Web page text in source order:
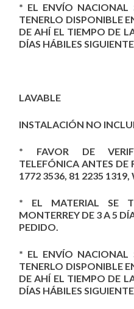
* EL ENVÍO NACIONAL
TENERLO DISPONIBLE
DE AHÍ EL TIEMPO DE
DÍAS HÁBILES
LAVABLE
INSTALACIÓN NO
* FAVOR DE
TELEFÓNICA ANTES DE
1772 3536, 81 2235
* EL MATERIAL SE
MONTERREY DE 3 A 5
PEDIDO.
* EL ENVÍO NACIONAL
TENERLO DISPONIBLE
DE AHÍ EL TIEMPO DE
DÍAS HÁBILES